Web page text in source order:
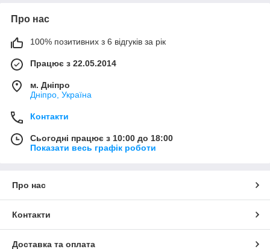
Про нас
100% позитивних з 6 відгуків за рік
Працює з 22.05.2014
м. Дніпро
Дніпро, Україна
Контакти
Сьогодні працює з 10:00 до 18:00
Показати весь графік роботи
Про нас
Контакти
Доставка та оплата